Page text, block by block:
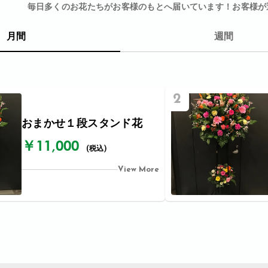
毎日多くのお花たちがお客様のもとへ届いています！お客様
月間 週間
おまかせ１段スタンド花
￥11,000 (税込)
View More
2